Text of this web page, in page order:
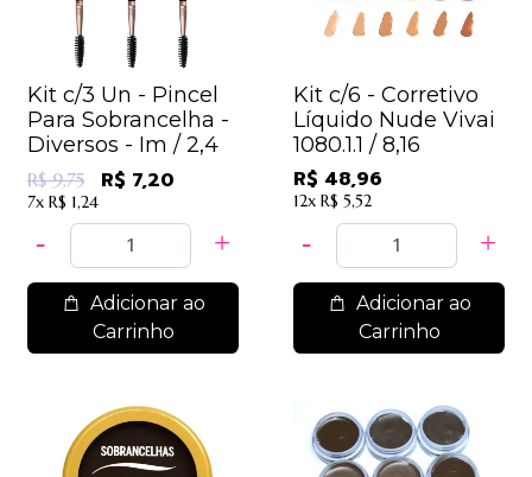
Kit c/3 Un - Pincel
Para Sobrancelha -
Diversos - Im / 2,4
R$ 9,75 R$ 7,20
7x R$ 1,24
Adicionar ao
Carrinho
Kit c/6 - Corretivo
Líquido Nude Vivai
1080.1.1 / 8,16
R$ 48,96
12x R$ 5,52
Adicionar ao
Carrinho